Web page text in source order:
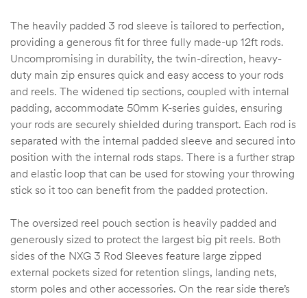
The heavily padded 3 rod sleeve is tailored to perfection,
providing a generous fit for three fully made-up 12ft rods.
Uncompromising in durability, the twin-direction, heavy-
duty main zip ensures quick and easy access to your rods
and reels. The widened tip sections, coupled with internal
padding, accommodate 50mm K-series guides, ensuring
your rods are securely shielded during transport. Each rod is
separated with the internal padded sleeve and secured into
position with the internal rods staps. There is a further strap
and elastic loop that can be used for stowing your throwing
stick so it too can benefit from the padded protection.
The oversized reel pouch section is heavily padded and
generously sized to protect the largest big pit reels. Both
sides of the NXG 3 Rod Sleeves feature large zipped
external pockets sized for retention slings, landing nets,
storm poles and other accessories. On the rear side there’s